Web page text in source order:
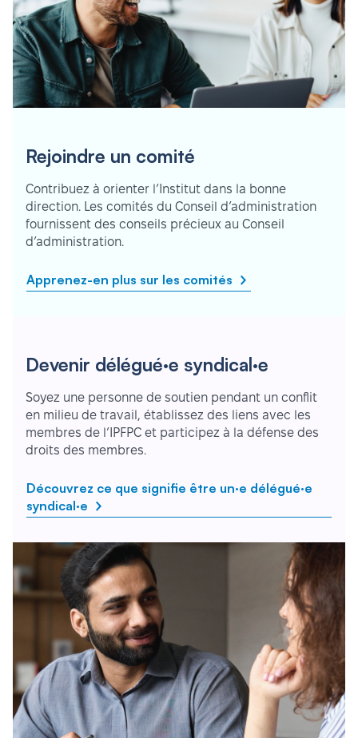
Rejoindre un comité
Contribuez à orienter l’Institut dans la bonne
direction. Les comités du Conseil d’administration
fournissent des conseils précieux au Conseil
d’administration.
Apprenez-en plus sur les comités
Devenir délégué·e syndical·e
Soyez une personne de soutien pendant un conflit
en milieu de travail, établissez des liens avec les
membres de l’IPFPC et participez à la défense des
droits des membres.
Découvrez ce que signifie être un·e délégué·e
syndical·e